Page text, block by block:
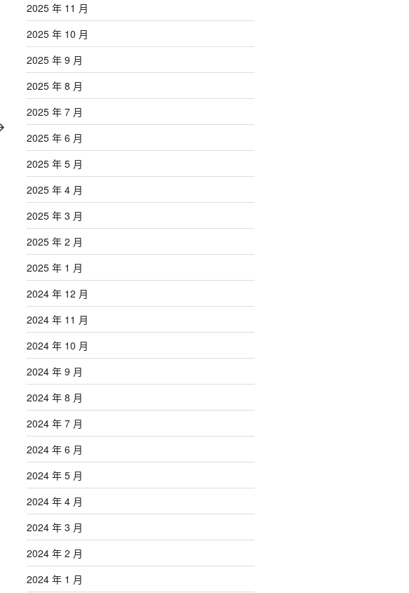
2025 年 11 月
2025 年 10 月
2025 年 9 月
2025 年 8 月
2025 年 7 月
2025 年 6 月
2025 年 5 月
2025 年 4 月
2025 年 3 月
2025 年 2 月
2025 年 1 月
2024 年 12 月
2024 年 11 月
2024 年 10 月
2024 年 9 月
2024 年 8 月
2024 年 7 月
2024 年 6 月
2024 年 5 月
2024 年 4 月
2024 年 3 月
2024 年 2 月
2024 年 1 月